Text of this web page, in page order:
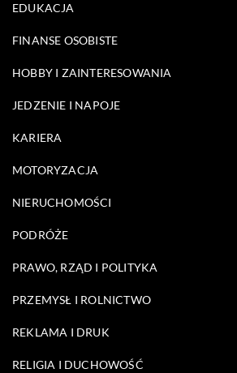
EDUKACJA
FINANSE OSOBISTE
HOBBY I ZAINTERESOWANIA
JEDZENIE I NAPOJE
KARIERA
MOTORYZACJA
NIERUCHOMOŚCI
PODRÓŻE
PRAWO, RZĄD I POLITYKA
PRZEMYSŁ I ROLNICTWO
REKLAMA I DRUK
RELIGIA I DUCHOWOŚĆ